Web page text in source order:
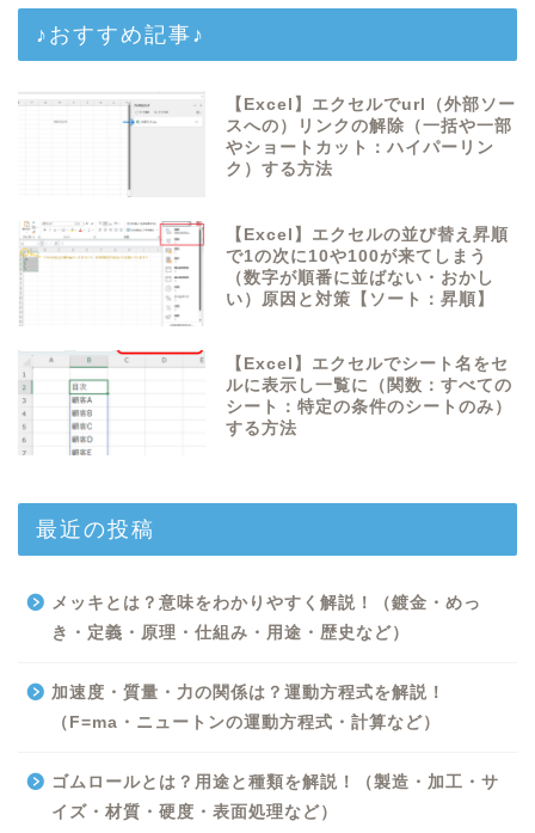
♪おすすめ記事♪
【Excel】エクセルでurl（外部ソー
スへの）リンクの解除（一括や一部
やショートカット：ハイパーリン
ク）する方法
【Excel】エクセルの並び替え昇順
で1の次に10や100が来てしまう
（数字が順番に並ばない・おかし
い）原因と対策【ソート：昇順】
【Excel】エクセルでシート名をセ
ルに表示し一覧に（関数：すべての
シート：特定の条件のシートのみ）
する方法
最近の投稿
メッキとは？意味をわかりやすく解説！（鍍金・めっ
き・定義・原理・仕組み・用途・歴史など）
加速度・質量・力の関係は？運動方程式を解説！
（F=ma・ニュートンの運動方程式・計算など）
ゴムロールとは？用途と種類を解説！（製造・加工・サ
イズ・材質・硬度・表面処理など）